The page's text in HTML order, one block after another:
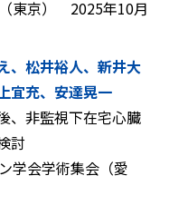
東京） 2025年10月
、松井裕人、新井大
宜充、安達晃一
、非監視下在宅心臓
討
学会学術集会（愛